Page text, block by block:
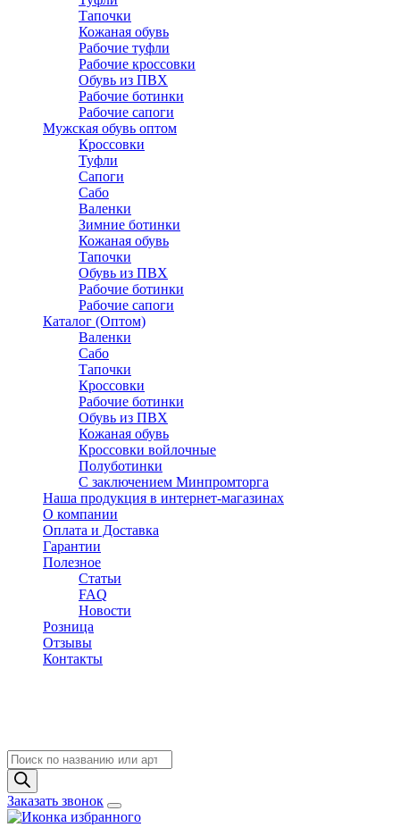
Тапочки
Кожаная обувь
Рабочие туфли
Рабочие кроссовки
Обувь из ПВХ
Рабочие ботинки
Рабочие сапоги
Мужская обувь оптом
Кроссовки
Туфли
Сапоги
Сабо
Валенки
Зимние ботинки
Кожаная обувь
Тапочки
Обувь из ПВХ
Рабочие ботинки
Рабочие сапоги
Каталог (Оптом)
Валенки
Сабо
Тапочки
Кроссовки
Рабочие ботинки
Обувь из ПВХ
Кожаная обувь
Кроссовки войлочные
Полуботинки
C заключением Минпромторга
Наша продукция в интернет-магазинах
О компании
Оплата и Доставка
Гарантии
Полезное
Статьи
FAQ
Новости
Розница
Отзывы
Контакты
Поиск
товаров
Заказать звонок